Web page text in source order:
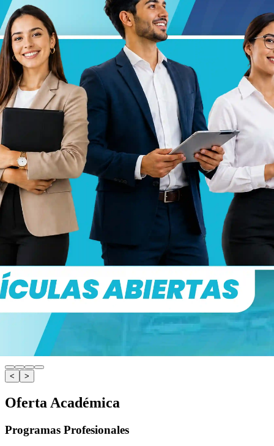
< >
Oferta Académica
Programas Profesionales